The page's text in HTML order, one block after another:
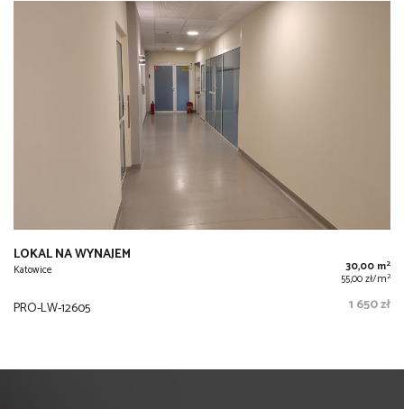
LOKAL NA WYNAJEM
Katowice 30,00 m2
55,00 zł/m2
PRO-LW-12605 1 650 zł